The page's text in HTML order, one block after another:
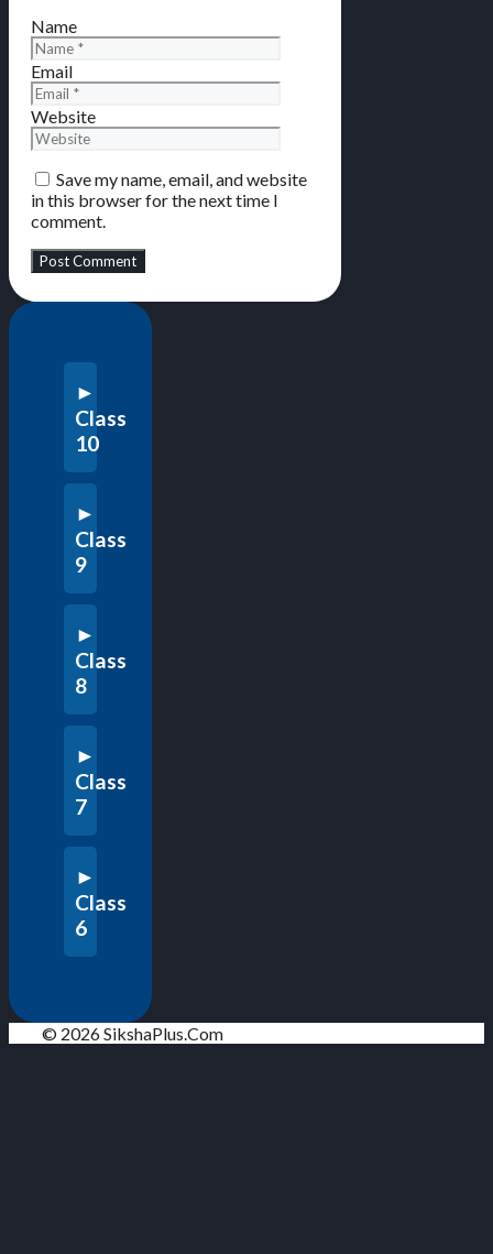
Name
Email
Website
Save my name, email, and website
in this browser for the next time I
comment.
Class
10
Class
9
Class
8
Class
7
Class
6
© 2026 SikshaPlus.Com